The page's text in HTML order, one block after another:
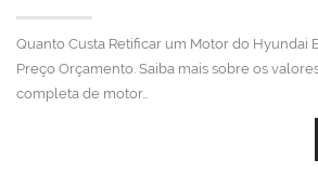
Quanto Custa Retificar um Motor do Hyundai
Preço Orçamento. Saiba mais sobre os
completa de motor…